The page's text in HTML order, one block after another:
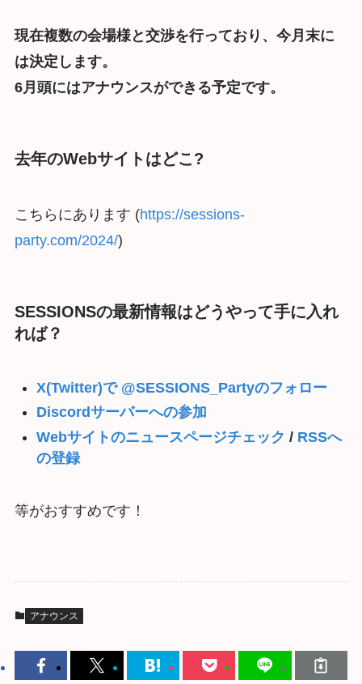
現在複数の会場様と交渉を行っており、今月末に
は決定します。
6月頭にはアナウンスができる予定です。
去年のWebサイトはどこ?
こちらにあります (https://sessions-
party.com/2024/)
SESSIONSの最新情報はどうやって手に入れ
れば？
X(Twitter)で @SESSIONS_Partyのフォロー
Discordサーバーへの参加
Webサイトのニュースページチェック / RSSへ
の登録
等がおすすめです！
アナウンス